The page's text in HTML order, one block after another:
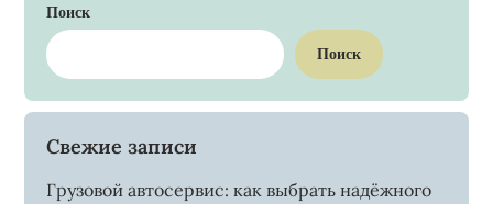
Поиск
Поиск
Свежие записи
Грузовой автосервис: как выбрать надёжного